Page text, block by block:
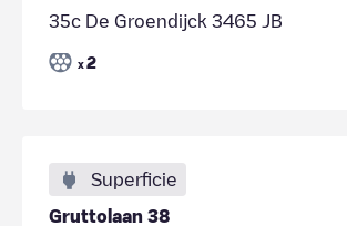
35c De Groendijck 3465 JB
x 2
Superficie
Gruttolaan 38